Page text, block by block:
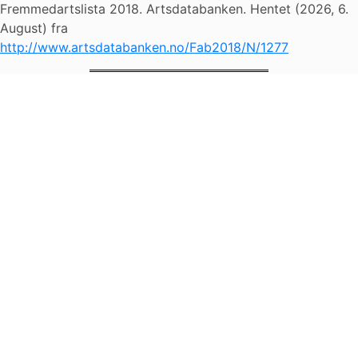
Fremmedartslista 2018. Artsdatabanken. Hentet (2026, 6.
August) fra
http://www.artsdatabanken.no/Fab2018/N/1277